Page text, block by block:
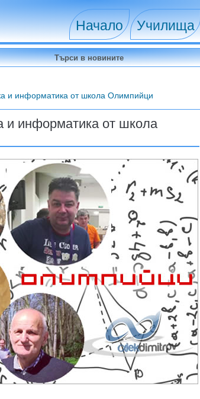
Начало Училища
и информатика от школа Олимпийци
и информатика от школа